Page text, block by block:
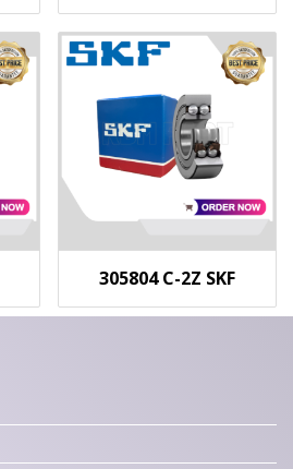
305804 C-2Z SKF